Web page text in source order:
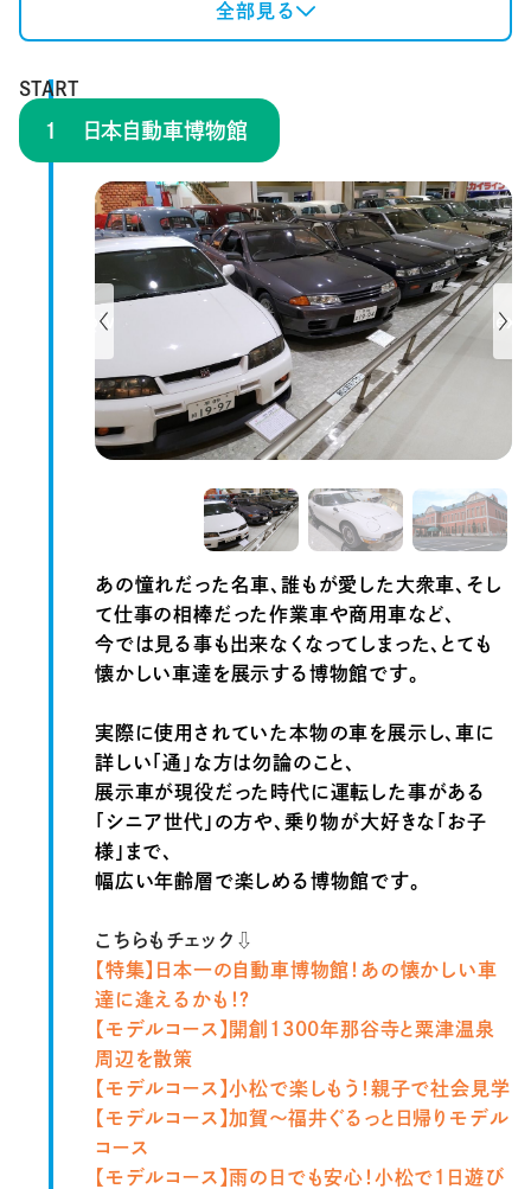
全部見る
START
日本自動車博物館
あの憧れだった名車、誰もが愛した大衆車、そし
て仕事の相棒だった作業車や商用車など、
今では見る事も出来なくなってしまった、とても
懐かしい車達を展示する博物館です。
実際に使用されていた本物の車を展示し、車に
詳しい「通」な方は勿論のこと、
展示車が現役だった時代に運転した事がある
「シニア世代」の方や、乗り物が大好きな「お子
様」まで、
幅広い年齢層で楽しめる博物館です。
こちらもチェック⇩
【特集】日本一の自動車博物館！あの懐かしい車
達に逢えるかも！？
【モデルコース】 開創1300年那谷寺と粟津温泉
周辺を散策
【モデルコース】小松で楽しもう！親子で社会見学
【モデルコース】加賀～福井ぐるっと日帰りモデル
コース
【モデルコース】雨の日でも安心！小松で１日遊び
Previous Next